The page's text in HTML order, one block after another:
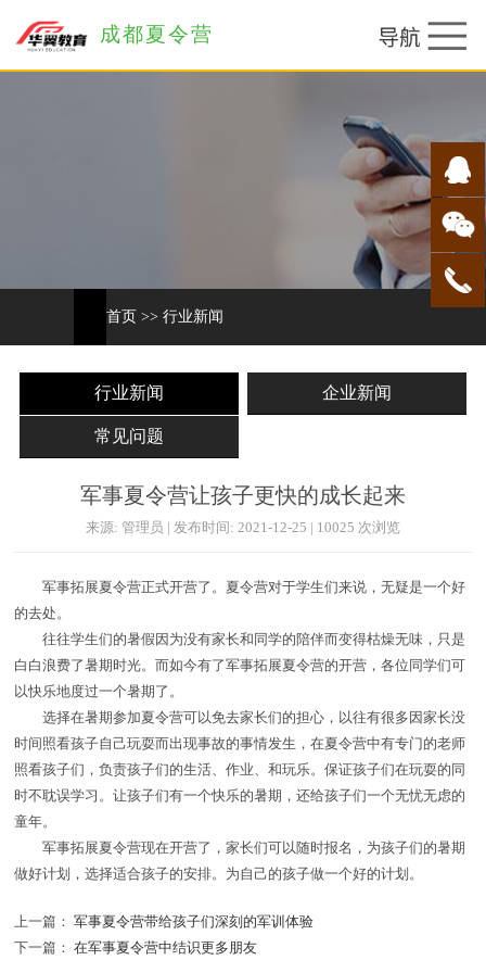
成都夏令营
首页 >> 行业新闻
行业新闻 企业新闻
常见问题
军事夏令营让孩子更快的成长起来
来源: 管理员 | 发布时间: 2021-12-25 | 10025 次浏览
军事拓展夏令营正式开营了。夏令营对于学生们来说，无疑是一个好
的去处。
往往学生们的暑假因为没有家长和同学的陪伴而变得枯燥无味，只是
白白浪费了暑期时光。而如今有了军事拓展夏令营的开营，各位同学们可
以快乐地度过一个暑期了。
选择在暑期参加夏令营可以免去家长们的担心，以往有很多因家长没
时间照看孩子自己玩耍而出现事故的事情发生，在夏令营中有专门的老师
照看孩子们，负责孩子们的生活、作业、和玩乐。保证孩子们在玩耍的同
时不耽误学习。让孩子们有一个快乐的暑期，还给孩子们一个无忧无虑的
童年。
军事拓展夏令营现在开营了，家长们可以随时报名，为孩子们的暑期
做好计划，选择适合孩子的安排。为自己的孩子做一个好的计划。
上一篇： 军事夏令营带给孩子们深刻的军训体验
下一篇： 在军事夏令营中结识更多朋友